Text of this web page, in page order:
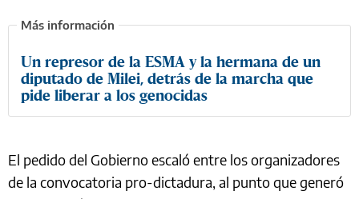
Un represor de la ESMA y la hermana de un
diputado de Milei, detrás de la marcha que
pide liberar a los genocidas
El pedido del Gobierno escaló entre los organizadores
de la convocatoria pro-dictadura, al punto que generó